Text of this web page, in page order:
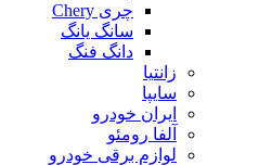
چری Chery
سانگ یانگ
دانگ فنگ
زانتیا
سایپا
ایران خودرو
آلفا رومئو
لوازم برقی خودرو